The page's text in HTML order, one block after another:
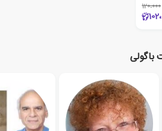
120،000
باگولی